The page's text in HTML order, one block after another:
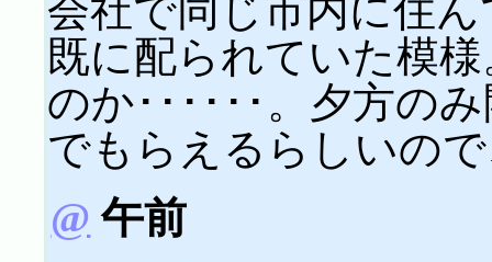
会社で同じ市内に住
既に配られていた模
のか･･････。夕方の
でもらえるらしいの
@ 午前